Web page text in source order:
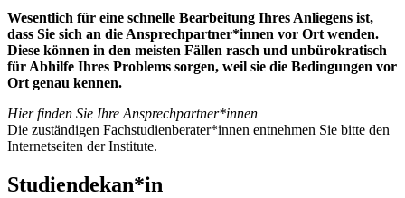
Wesentlich für eine schnelle Bearbeitung Ihres Anliegens ist,
dass Sie sich an die Ansprechpartner*innen vor Ort wenden.
Diese können in den meisten Fällen rasch und unbürokratisch
für Abhilfe Ihres Problems sorgen, weil sie die Bedingungen vor
Ort genau kennen.
Hier finden Sie Ihre Ansprechpartner*innen
Die zuständigen Fachstudienberater*innen entnehmen Sie bitte den
Internetseiten der Institute.
Studiendekan*in